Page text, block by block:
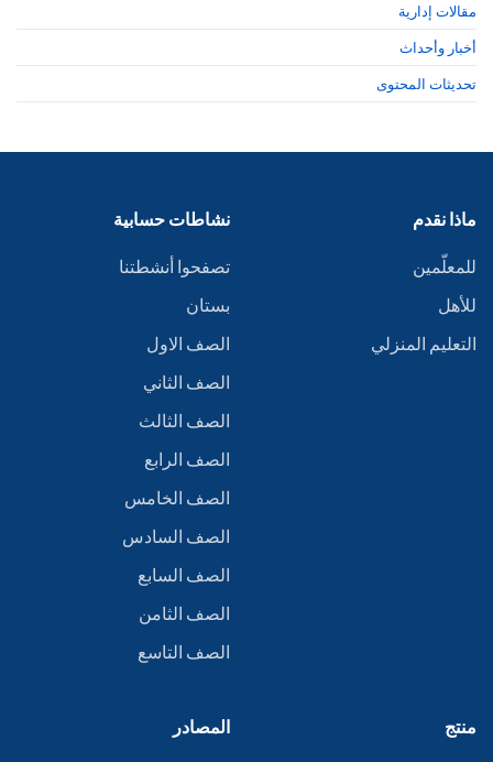
مقالات إدارية
أخبار وأحداث
تحديثات المحتوى
ماذا نقدم
للمعلّمين
للأهل
التعليم المنزلي
نشاطات حسابية
تصفحوا أنشطتنا
بستان
الصف الاول
الصف الثاني
الصف الثالث
الصف الرابع
الصف الخامس
الصف السادس
الصف السابع
الصف الثامن
الصف التاسع
منتج المصادر